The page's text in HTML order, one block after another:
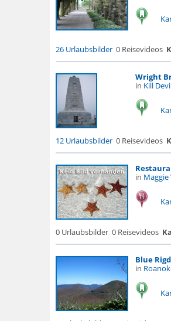
26 Urlaubsbilder 0 Reisevideos
Wright
in Kill
12 Urlaubsbilder 0 Reisevideos
in Maggie
0 Urlaubsbilder 0 Reisevideos
Blue
in